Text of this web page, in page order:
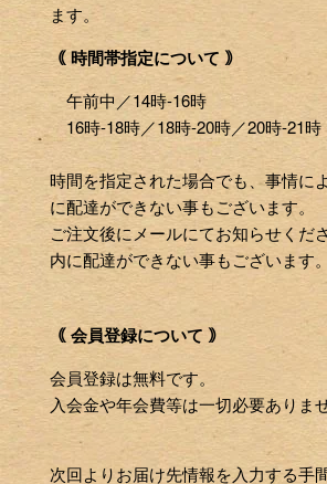
ます。
｟ 時間帯指定について ｠
午前中／14時-16時
16時-18時／18時-20時／20時-21時
時間を指定された場合でも、事情に
に配達ができない事もございます。
ご注文後にメールにてお知らせくだ
内に配達ができない事もございます。
｟ 会員登録について ｠
会員登録は無料です。
入会金や年会費等は一切必要ありませ
次回よりお届け先情報を入力する手